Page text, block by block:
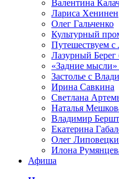
Валентина
Лариса Хенинен
Олег Гальченко
Культурный
Путешествуем
Лазурный Берег
«Задние
Застолье с
Ирина Савкина
Светлана
Наталья
Владимир
Екатерина
Олег
Илона
Афиша